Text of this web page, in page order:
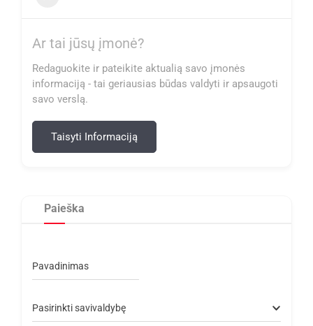
Ar tai jūsų įmonė?
Redaguokite ir pateikite aktualią savo įmonės
informaciją - tai geriausias būdas valdyti ir apsaugoti
savo verslą.
Taisyti Informaciją
Paieška
Pavadinimas
Pasirinkti savivaldybę